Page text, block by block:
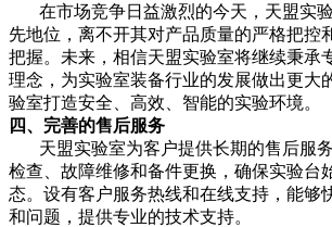
在市场竞争日益激烈的今天，天盟实
先地位，离不开其对产品质量的严格把控
把握。未来，相信天盟实验室将继续秉承
理念，为实验室装备行业的发展做出更大
验室打造安全、高效、智能的实验环境。
四、完善的售后服务
天盟实验室为客户提供长期的售后服
检查、故障维修和备件更换，确保实验台
态。设有客户服务热线和在线支持，能够
和问题，提供专业的技术支持。